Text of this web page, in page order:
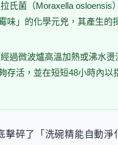
氏菌（Moraxella osloensis
味」的化學元兇，其產生的
過微波爐高溫加熱或沸水
存活，並在短短48小時內以
擊碎了「洗碗精能自動淨